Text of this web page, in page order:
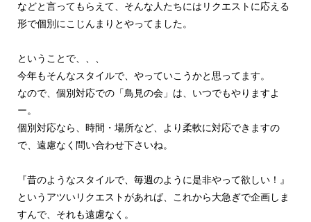
などと言ってもらえて、そんな人たちにはリクエストに応える
形で個別にこじんまりとやってました。
ということで、、、
今年もそんなスタイルで、やっていこうかと思ってます。
なので、個別対応での「鳥見の会」は、いつでもやりますよ
ー。
個別対応なら、時間・場所など、より柔軟に対応できますの
で、遠慮なく問い合わせ下さいね。
『昔のようなスタイルで、毎週のように是非やって欲しい！』
というアツいリクエストがあれば、これから大急ぎで企画しま
すんで、それも遠慮なく。